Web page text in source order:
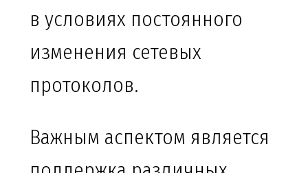
в условиях постоянного
изменения сетевых
протоколов.
Важным аспектом является